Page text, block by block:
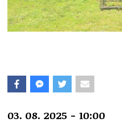
03. 08. 2025 - 10:00